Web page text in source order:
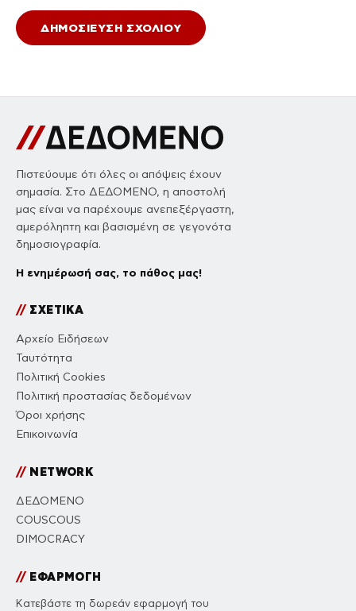
Πιστεύουμε ότι όλες οι απόψεις έχουν
σημασία. Στο ΔΕΔΟΜΕΝΟ, η αποστολή
μας είναι να παρέχουμε ανεπεξέργαστη,
αμερόληπτη και βασισμένη σε γεγονότα
δημοσιογραφία.
Η ενημέρωσή σας, το πάθος μας!
//ΣΧΕΤΙΚΑ
Αρχείο Ειδήσεων
Ταυτότητα
Πολιτική Cookies
Πολιτική προστασίας δεδομένων
Όροι χρήσης
Επικοινωνία
//NETWORK
ΔΕΔΟΜΕΝΟ
COUSCOUS
DIMOCRACY
//ΕΦΑΡΜΟΓΗ
Κατεβάστε τη δωρεάν εφαρμογή του